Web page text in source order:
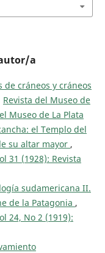
a
de cráneos y cráneos
Revista del Museo de
Museo de La Plata
el Templo del
su altar mayor ,
31 (1928): Revista
sudamericana II.
de la Patagonia ,
24, No 2 (1919):